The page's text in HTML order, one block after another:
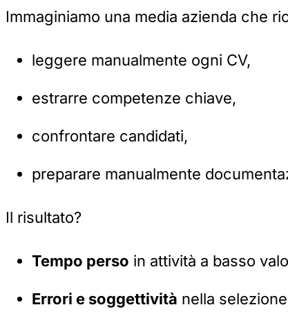
Immaginiamo una media azienda che
leggere manualmente ogni CV,
estrarre competenze chiave,
confrontare candidati,
preparare manualmente
Il risultato?
Tempo perso in attività a basso
Errori e soggettività nella